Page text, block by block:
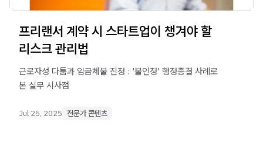
프리랜서 계약 시 스타트업이 챙겨야 할
리스크 관리법
근로자성 다툼과 임금체불 진정 : '불인정' 행정종결 사례로
본 실무 시사점
Jul 25, 2025 전문가 콘텐츠